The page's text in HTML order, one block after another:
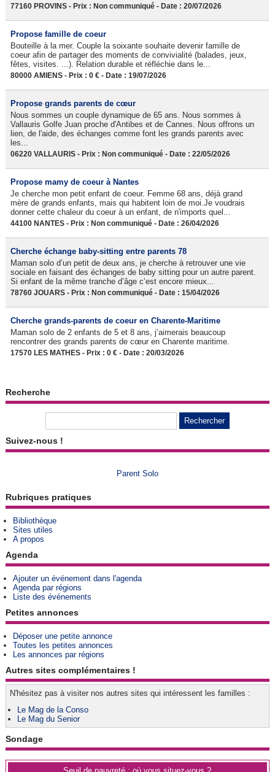
77160 PROVINS - Prix : Non communiqué - Date : 20/07/2026
Propose famille de coeur
Bouteille à la mer. Couple la soixante souhaite devenir famille de
coeur afin de partager des moments de convivialité (balades, jeux,
fêtes, visites. ...). Relation durable et réfléchie dans le...
80000 AMIENS - Prix : 0 € - Date : 19/07/2026
Propose grands parents de cœur
Nous sommes un couple dynamique de 65 ans. Nous sommes à
Vallauris Golfe Juan proche d'Antibes et de Cannes. Nous offrons un
lien, de l'aide, des échanges comme font les grands parents avec
les...
06220 VALLAURIS - Prix : Non communiqué - Date : 22/05/2026
Propose mamy de coeur à Nantes
Je cherche mon petit enfant de coeur. Femme 68 ans, déjà grand
mère de grands enfants, mais qui habitent loin de moi.Je voudrais
donner cette chaleur du coeur à un enfant, de n'imports quel...
44100 NANTES - Prix : Non communiqué - Date : 26/04/2026
Cherche échange baby-sitting entre parents 78
Maman solo d’un petit de deux ans, je cherche à retrouver une vie
sociale en faisant des échanges de baby sitting pour un autre parent.
Si enfant de la même tranche d’âge c’est encore mieux...
78760 JOUARS - Prix : Non communiqué - Date : 15/04/2026
Cherche grands-parents de coeur en Charente-Maritime
Maman solo de 2 enfants de 5 et 8 ans, j’aimerais beaucoup
rencontrer des grands parents de cœur en Charente maritime.
17570 LES MATHES - Prix : 0 € - Date : 20/03/2026
Recherche
Suivez-nous !
Parent Solo
Rubriques pratiques
Bibliothèque
Sites utiles
A propos
Agenda
Ajouter un événement dans l'agenda
Agenda par régions
Liste des événements
Petites annonces
Déposer une petite annonce
Toutes les petites annonces
Les annonces par régions
Autres sites complémentaires !
N'hésitez pas à visiter nos autres sites qui intéressent les familles :
Le Mag de la Conso
Le Mag du Senior
Sondage